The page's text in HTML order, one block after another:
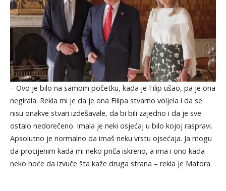
– Ovo je bilo na samom početku, kada je Filip ušao, pa je ona
negirala. Rekla mi je da je ona Filipa stvarno voljela i da se
nisu onakve stvari izdešavale, da bi bili zajedno i da je sve
ostalo nedorečeno. Imala je neki osjećaj u bilo kojoj raspravi.
Apsolutno je normalno da imaš neku vrstu ojsećaja. Ja mogu
da procijenim kada mi neko priča iskreno, a ima i ono kada
neko hoće da izvuče šta kaže druga strana – rekla je Matora.